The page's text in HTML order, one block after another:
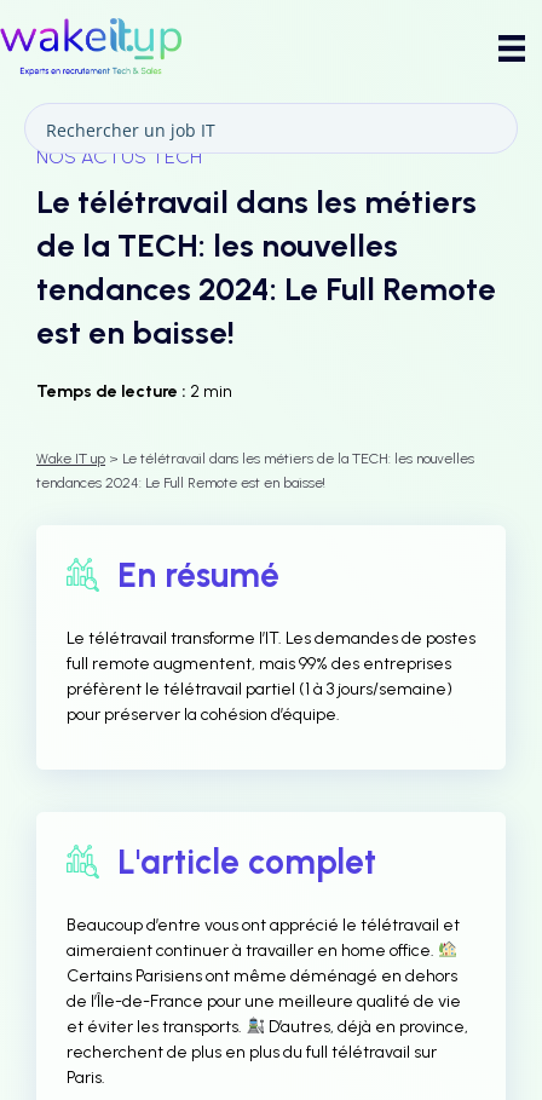
NOS ACTUS TECH
Le télétravail dans les métiers
de la TECH: les nouvelles
tendances 2024: Le Full Remote
est en baisse!
Temps de lecture : 2 min
Wake IT up > Le télétravail dans les métiers de la TECH: les nouvelles
tendances 2024: Le Full Remote est en baisse!
En résumé
Le télétravail transforme l’IT. Les demandes de postes
full remote augmentent, mais 99% des entreprises
préfèrent le télétravail partiel (1 à 3 jours/semaine)
pour préserver la cohésion d’équipe.
L'article complet
Beaucoup d’entre vous ont apprécié le télétravail et
aimeraient continuer à travailler en home office.
Certains Parisiens ont même déménagé en dehors
de l’Île-de-France pour une meilleure qualité de vie
et éviter les transports.
D’autres, déjà en province,
recherchent de plus en plus du full télétravail sur
Paris.